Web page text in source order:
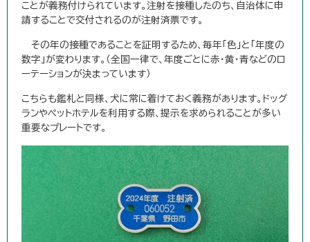
ことが義務付けられています。注射を接種したのち、自治体に申
請することで交付されるのが注射済票です。
その年の接種であることを証明するため、毎年「色」と「年度の
数字」が変わります。（全国一律で、年度ごとに赤・黄・青などのロ
ーテーションが決まっています）
こちらも鑑札と同様、犬に常に着けておく義務があります。ドッグ
ランやペットホテルを利用する際、提示を求められることが多い
重要なプレートです。